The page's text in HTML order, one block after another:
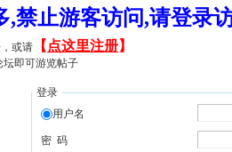
,禁止游客访问,请登
或请 【 点这里注册】
坛即可游览帖子
登录
用户名
密 码